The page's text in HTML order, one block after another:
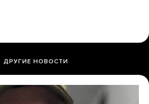
ДРУГИЕ НОВОСТИ